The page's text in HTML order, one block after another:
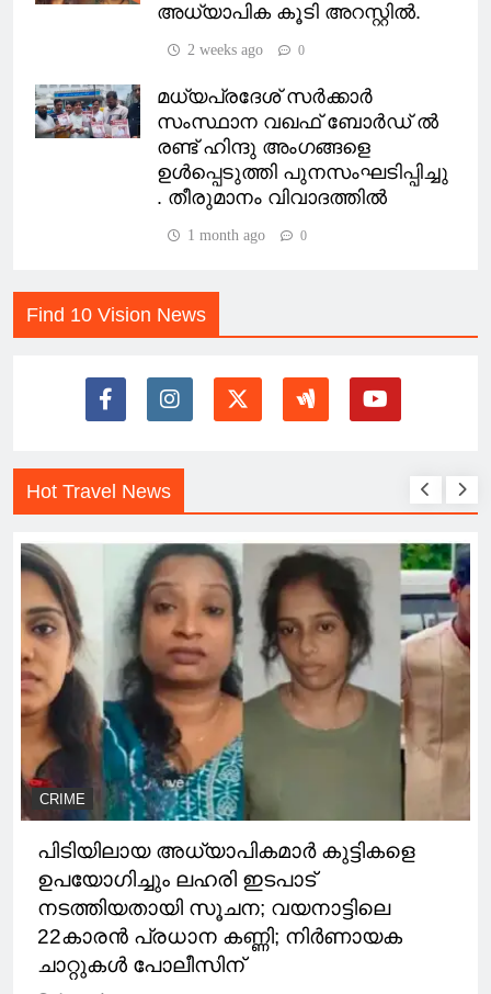
അധ്യാപിക കൂടി അറസ്റ്റിൽ.
2 weeks ago 0
മധ്യപ്രദേശ് സർക്കാർ
സംസ്ഥാന വഖഫ് ബോർഡ് ൽ
രണ്ട് ഹിന്ദു അംഗങ്ങളെ
ഉൾപ്പെടുത്തി പുനസംഘടിപ്പിച്ചു
. തീരുമാനം വിവാദത്തിൽ
1 month ago 0
Find 10 Vision News
Hot Travel News
CRIME
പിടിയിലായ അധ്യാപികമാര്‍ കുട്ടികളെ
ഉപയോഗിച്ചും ലഹരി ഇടപാട്
നടത്തിയതായി സൂചന; വയനാട്ടിലെ
22കാരന്‍ പ്രധാന കണ്ണി; നിര്‍ണായക
ചാറ്റുകള്‍ പോലീസിന്